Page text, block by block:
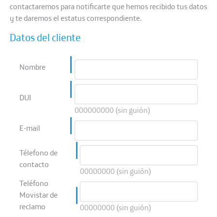
contactaremos para notificarte que hemos recibido tus datos
y te daremos el estatus correspondiente.
Datos del cliente
Nombre
DUI
000000000 (sin guión)
E-mail
Télefono de
contacto
00000000 (sin guión)
Teléfono
Movistar de
reclamo
00000000 (sin guión)